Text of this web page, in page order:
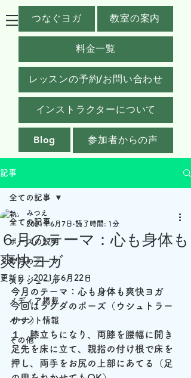
つなぐヨガ 教室の案内
料金一覧
レッスンの予約/お問い合わせ
インストラクターについて
Blog 参加者からの声
記事
全ての記事
ポーズの説明
今月のテーマ
スケジュール
メディア掲載
イベント情報
その他
全ての記事
６月のテーマ：心も身体も
爽快ヨガ
みつえ
2021年6月7日 読了時間: 1分
更新日：2021年6月22日
今月のテーマ：心も身体も爽快ヨガ
今回はラクダのポーズ（ウシュトラー
サナ）
１．膝立ちになり、両膝を腰幅に開き
足先を床に立て、親指の付け根で床を
押し、両手をお尻の上部にあてる（足